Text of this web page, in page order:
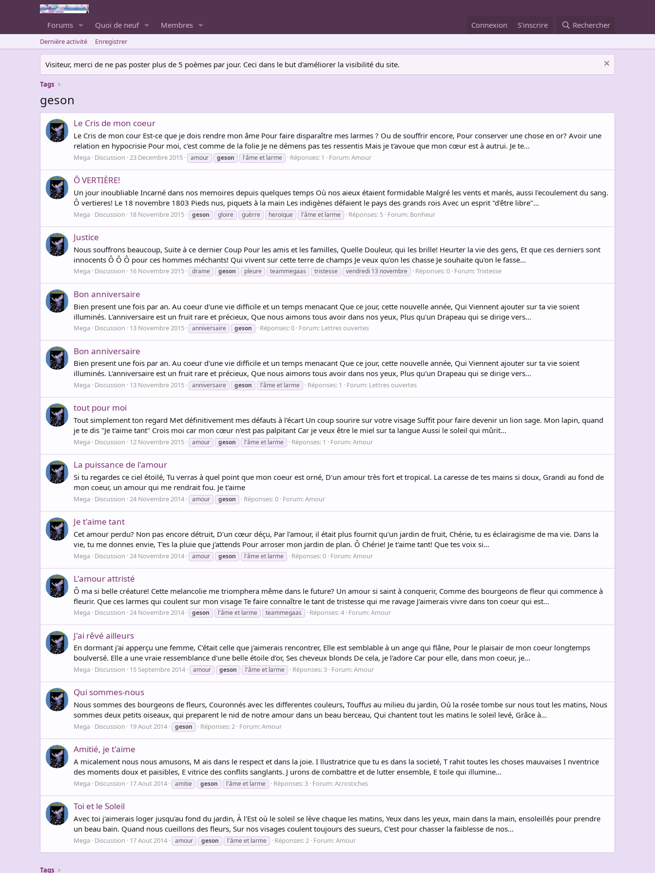
Forums Quoi de neuf Membres Connexion S'inscrire Rechercher
Dernière activité Enregistrer
Visiteur, merci de ne pas poster plus de 5 poèmes par jour. Ceci dans le but d'améliorer la visibilité du site.
Tags
geson
Le Cris de mon coeur
Le Cris de mon cour Est-ce que je dois rendre mon âme Pour faire disparaître mes larmes ? Ou de souffrir encore, Pour conserver une chose en or? Avoir une
relation en hypocrisie Pour moi, c'est comme de la folie Je ne démens pas tes ressentis Mais je t'avoue que mon cœur est à autrui. Je te...
Mega Discussion 23 Decembre 2015 amour geson l'âme et larme Réponses: 1 Forum:Amour
Ô VERTIÈRE!
Un jour inoubliable Incarné dans nos memoires depuis quelques temps Où nos aieux étaient formidable Malgré les vents et marés, aussi l'ecoulement du sang.
Ô vertieres! Le 18 novembre 1803 Pieds nus, piquets à la main Les indigènes défaient le pays des grands rois Avec un esprit "d'être libre"...
Mega Discussion 18 Novembre 2015 geson gloire guèrre heroïque l'âme et larme Réponses: 5 Forum: Bonheur
Justice
Nous souffrons beaucoup, Suite à ce dernier Coup Pour les amis et les familles, Quelle Douleur, qui les brille! Heurter la vie des gens, Et que ces derniers sont
innocents Ô Ô Ô pour ces hommes méchants! Qui vivent sur cette terre de champs Je veux qu'on les chasse Je souhaite qu'on le fasse...
Mega Discussion 16 Novembre 2015 drame geson pleure teammegaas tristesse vendredi 13 novembre Réponses: 0 Forum:Tristesse
Bon anniversaire
Bien present une fois par an. Au coeur d'une vie difficile et un temps menacant Que ce jour, cette nouvelle année, Qui Viennent ajouter sur ta vie soient
illuminés. L'anniversaire est un fruit rare et précieux, Que nous aimons tous avoir dans nos yeux, Plus qu'un Drapeau qui se dirige vers...
Mega Discussion 13 Novembre 2015 anniversaire geson Réponses: 0 Forum: Lettres ouvertes
Bon anniversaire
Bien present une fois par an. Au coeur d'une vie difficile et un temps menacant Que ce jour, cette nouvelle année, Qui Viennent ajouter sur ta vie soient
illuminés. L'anniversaire est un fruit rare et précieux, Que nous aimons tous avoir dans nos yeux, Plus qu'un Drapeau qui se dirige vers...
Mega Discussion 13 Novembre 2015 anniversaire geson l'âme et larme Réponses: 1 Forum: Lettres ouvertes
tout pour moi
Tout simplement ton regard Met définitivement mes défauts à l'écart Un coup sourire sur votre visage Suffit pour faire devenir un lion sage. Mon lapin, quand
je te dis "Je t'aime tant" Crois moi car mon cœur n'est pas palpitant Car je veux être le miel sur ta langue Aussi le soleil qui mûrit...
Mega Discussion 12 Novembre 2015 amour geson l'âme et larme Réponses: 1 Forum:Amour
La puissance de l'amour
Si tu regardes ce ciel étoilé, Tu verras à quel point que mon coeur est orné, D'un amour très fort et tropical. La caresse de tes mains si doux, Grandi au fond de
mon coeur, un amour qui me rendrait fou. Je t'aime
Mega Discussion 24 Novembre 2014 amour geson Réponses: 0 Forum:Amour
Je t'aime tant
Cet amour perdu? Non pas encore détruit, D'un cœur déçu, Par l'amour, il était plus fournit qu'un jardin de fruit, Chérie, tu es éclairagisme de ma vie. Dans la
vie, tu me donnes envie, T'es la pluie que j'attends Pour arroser mon jardin de plan. Ô Chérie! Je t'aime tant! Que tes voix si...
Mega Discussion 24 Novembre 2014 amour geson l'âme et larme Réponses: 0 Forum:Amour
L'amour attristé
Ô ma si belle créature! Cette melancolie me triomphera même dans le future? Un amour si saint à conquerir, Comme des bourgeons de fleur qui commence à
fleurir. Que ces larmes qui coulent sur mon visage Te faire connaître le tant de tristesse qui me ravage J'aimerais vivre dans ton coeur qui est...
Mega Discussion 24 Novembre 2014 geson l'âme et larme teammegaas Réponses: 4 Forum:Amour
J'ai rêvé ailleurs
En dormant j'ai apperçu une femme, C'était celle que j'aimerais rencontrer, Elle est semblable à un ange qui flâne, Pour le plaisair de mon coeur longtemps
boulversé. Elle a une vraie ressemblance d'une belle étoile d'or, Ses cheveux blonds De cela, je l'adore Car pour elle, dans mon coeur, je...
Mega Discussion 15 Septembre 2014 amour geson l'âme et larme Réponses: 3 Forum:Amour
Qui sommes-nous
Nous sommes des bourgeons de fleurs, Couronnés avec les differentes couleurs, Touffus au milieu du jardin, Où la rosée tombe sur nous tout les matins, Nous
sommes deux petits oiseaux, qui preparent le nid de notre amour dans un beau berceau, Qui chantent tout les matins le soleil levé, Grâce à...
Mega Discussion 19 Aout 2014 geson Réponses: 2 Forum:Amour
Amitié, je t'aime
A micalement nous nous amusons, M ais dans le respect et dans la joie. I llustratrice que tu es dans la societé, T rahit toutes les choses mauvaises I nventrice
des moments doux et paisibles, E vitrice des conflits sanglants. J urons de combattre et de lutter ensemble, E toile qui illumine...
Mega Discussion 17 Aout 2014 amitie geson l'âme et larme Réponses: 3 Forum:Acrostiches
Toi et le Soleil
Avec toi j'aimerais loger jusqu'au fond du jardin, À l'Est où le soleil se lève chaque les matins, Yeux dans les yeux, main dans la main, ensoleillés pour prendre
un beau bain. Quand nous cueillons des fleurs, Sur nos visages coulent toujours des sueurs, C'est pour chasser la faiblesse de nos...
Mega Discussion 17 Aout 2014 amour geson l'âme et larme Réponses: 2 Forum:Amour
Tags